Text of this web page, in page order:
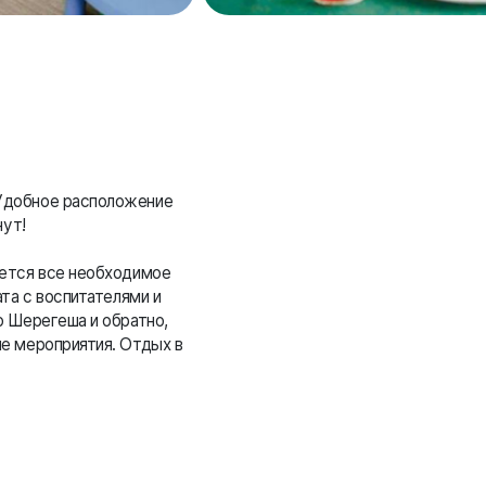
расположение
все необходимое
с воспитателями и
Шерегеша и обратно,
мероприятия. Отдых в